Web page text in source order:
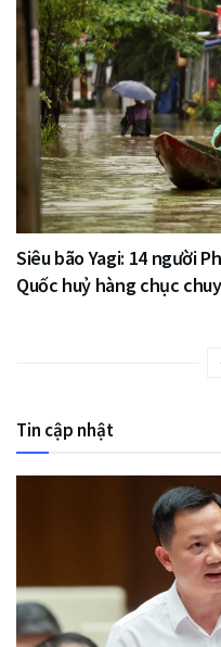
Siêu bão Yagi: 14 người
Quốc huỷ hàng chục
Tin cập nhật